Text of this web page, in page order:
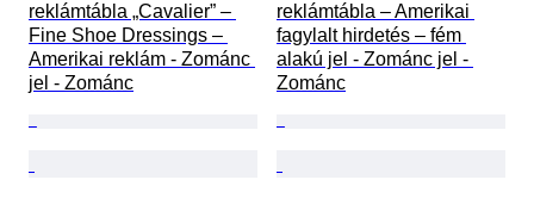
reklámtábla „Cavalier” –
Fine Shoe Dressings –
Amerikai reklám - Zománc
jel - Zománc
reklámtábla – Amerikai
fagylalt hirdetés – fém
alakú jel - Zománc jel -
Zománc